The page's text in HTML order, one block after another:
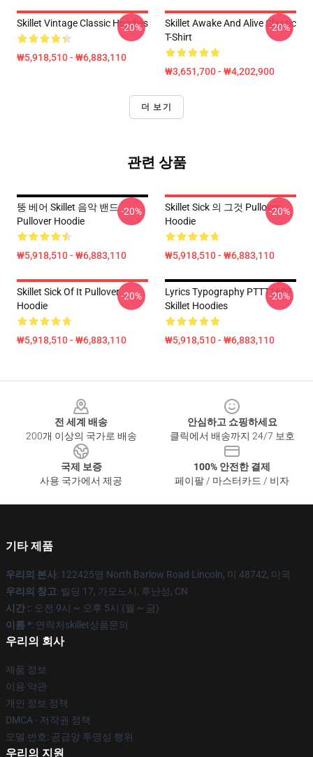
Skillet Vintage Classic Hoodies
₩5,918,510 - ₩6,883,110
-20%
Skillet Awake And Alive Classic
T-Shirt
₩3,651,700 - ₩4,202,900
-20%
더 보기
관련 상품
뚱 베어 Skillet 음악 밴드
Pullover Hoodie
₩5,918,510 - ₩6,883,110
-20%
Skillet Sick 의 그것 Pullover
Hoodie
₩5,918,510 - ₩6,883,110
-20%
Skillet Sick Of It Pullover
Hoodie
₩5,918,510 - ₩6,883,110
-20%
Lyrics Typography PTTT1607
Skillet Hoodies
₩5,918,510 - ₩6,883,110
-20%
전 세계 배송
200개 이상의 국가로 배송
안심하고 쇼핑하세요
클릭에서 배송까지 24/7 보호
국제 보증
사용 국가에서 제공
100% 안전한 결제
페이팔 / 마스터카드 / 비자
기타 제품
우리의 본사: 122425명 North Barlow Road Lincoln, 미 48742, 미국
우리의 창고: 빌딩 17, 가오노시, 후난성, CN
시간 :: 오전 9시 ~ 오후 5시 (월 ~ 금)
이름 *: 연락처skillet상품문의
우리의 회사
제품 정보
이용 약관
개인 정보 정책
DMCA - 저작권 정책
모델 번호: 공급망 투명성 행위
우리의 지원